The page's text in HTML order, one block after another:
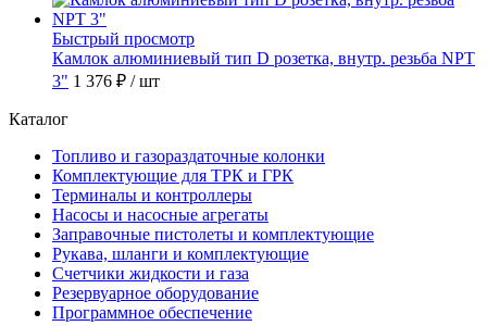
Быстрый просмотр
Камлок алюминиевый тип D розетка, внутр. резьба NPT
3" 1 376 ₽ / шт
Каталог
Топливо и газораздаточные колонки
Комплектующие для ТРК и ГРК
Терминалы и контроллеры
Насосы и насосные агрегаты
Заправочные пистолеты и комплектующие
Рукава, шланги и комплектующие
Счетчики жидкости и газа
Резервуарное оборудование
Программное обеспечение